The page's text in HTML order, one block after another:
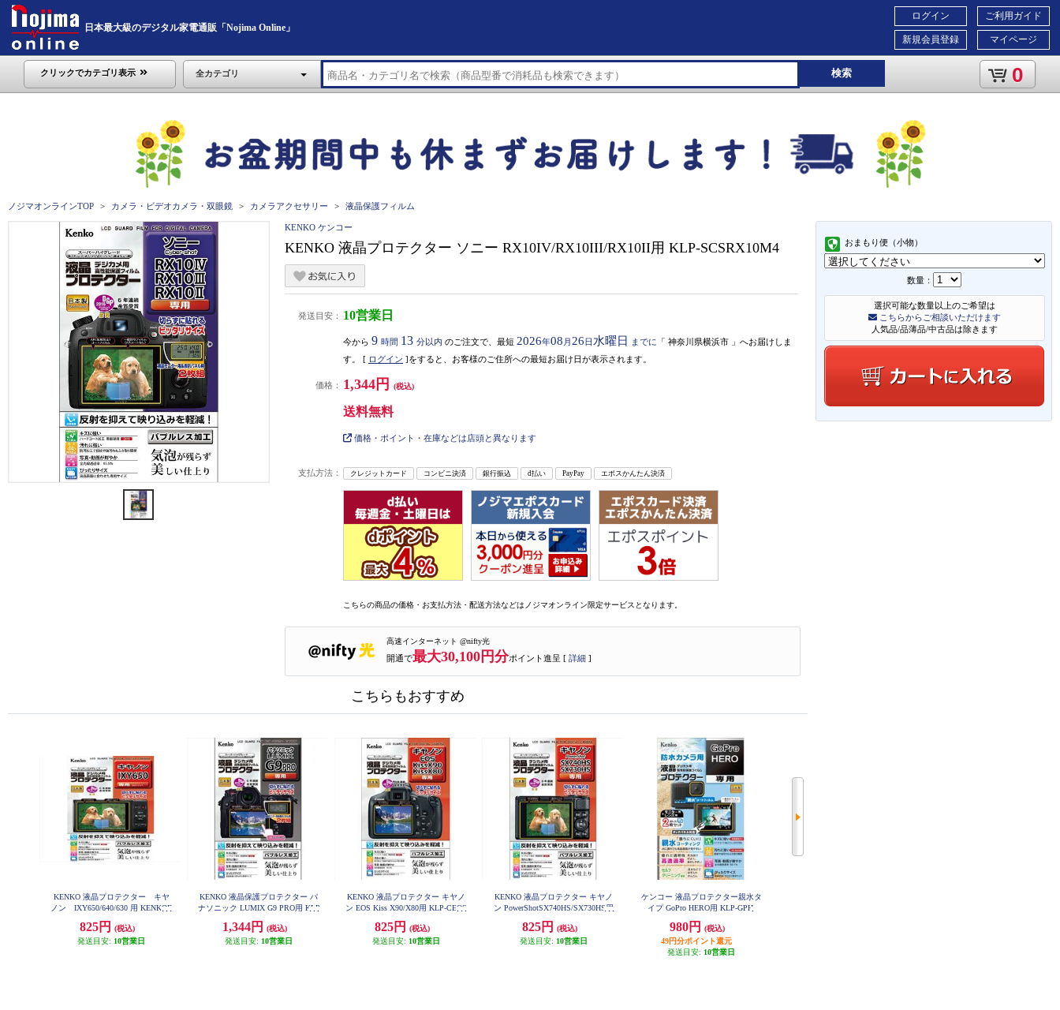
日本最大級のデジタル家電通販「Nojima Online」
ご利用ガイド
マイページ
ログイン
新規会員登録
クリックでカテゴリ表示 全カテゴリ 検索 0
ノジマオンラインTOP カメラ・ビデオカメラ・双眼鏡 カメラアクセサリー 液晶保護フィルム
おまもり便（小物）
数量：
選択可能な数量以上のご希望は
こちらからご相談いただけます
人気品/品薄品/中古品は除きます
KENKO ケンコー
KENKO 液晶プロテクター ソニー RX10IV/RX10III/RX10II用 KLP-SCSRX10M4
発送目安： 10営業日
今から 9 時間 13 分以内 のご注文で、最短 2026年08 月 26日 水曜日 までに 「 神奈川県横浜市 」 へお届けしま
す。 [ ログイン ]をすると、お客様のご住所への最短お届け日が表示されます。
価格： 1,344円 (税込)
送料無料
価格・ポイント・在庫などは店頭と異なります
支払方法： クレジットカード コンビニ決済 銀行振込 d払い PayPay エポスかんたん決済
こちらの商品の価格・お支払方法・配送方法などはノジマオンライン限定サービスとなります。
高速インターネット @nifty光
開通で最大30,100円分ポイント進呈 [ 詳細 ]
こちらもおすすめ
KENKO 液晶プロテクター キヤ
ノン IXY650/640/630 用 KENKOE
825円
(税込)
発送目安: 10営業日
KENKO 液晶保護プロテクター パ
ナソニック LUMIX G9 PRO用 KLP
1,344円
(税込)
発送目安: 10営業日
KENKO 液晶プロテクター キヤノ
ン EOS Kiss X90/X80用 KLP-CEOS
825円
(税込)
発送目安: 10営業日
KENKO 液晶プロテクター キヤノ
ン PowerShotSX740HS/SX730HS用
825円
(税込)
発送目安: 10営業日
ケンコー 液晶プロテクター親水タ
イプ GoPro HERO用 KLP-GPH
980円
(税込)
49円分ポイント還元
発送目安: 10営業日